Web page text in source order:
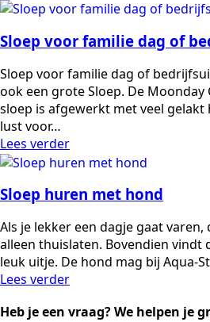
Sloep voor familie dag of
Sloep voor familie dag of
ook een grote Sloep. De Moonday
sloep is afgewerkt met veel
lust voor…
Lees verder
Sloep huren met hond
Als je lekker een dagje gaat
alleen thuislaten. Bovendien vindt
leuk uitje. De hond mag bij Aqua-
Lees verder
Heb je een vraag? We helpen je